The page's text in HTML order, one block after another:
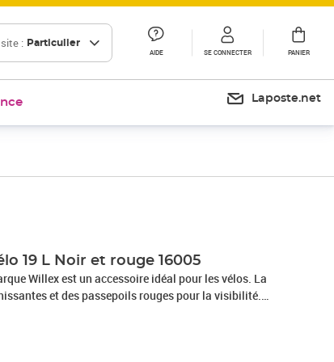
: Particulier
AIDE SE CONNECTER PANIER
Laposte.net
19 L Noir et rouge 16005
Willex est un accessoire idéal pour les vélos. La
et des passepoils rouges pour la visibilité.
sacoche est idéale pour un usage quotidien. Elle
auto-agrippantes, cette sacoche est donc très facile